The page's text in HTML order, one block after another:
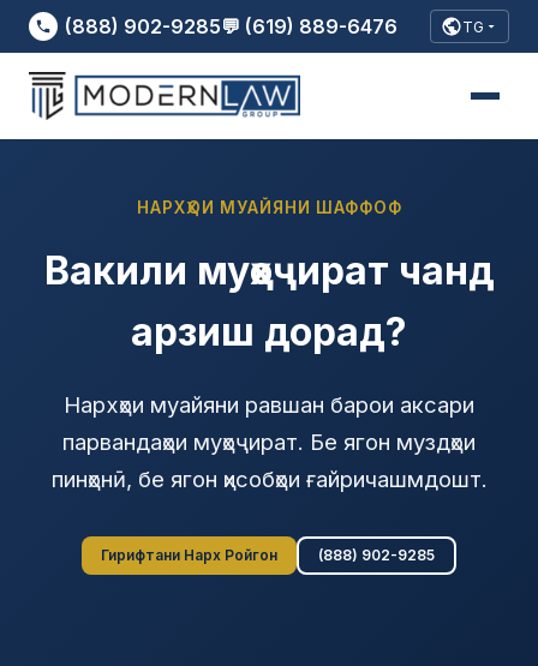
(888) 902-9285💬 (619) 889-6476 TG
НАРХҲОИ МУАЙЯНИ ШАФФОФ
Вакили муҳоҷират чанд
арзиш дорад?
Нархҳои муайяни равшан барои аксари
парвандаҳои муҳоҷират. Бе ягон муздҳои
пинҳонӣ, бе ягон ҳисобҳои ғайричашмдошт.
Гирифтани Нарх Ройгон (888) 902-9285